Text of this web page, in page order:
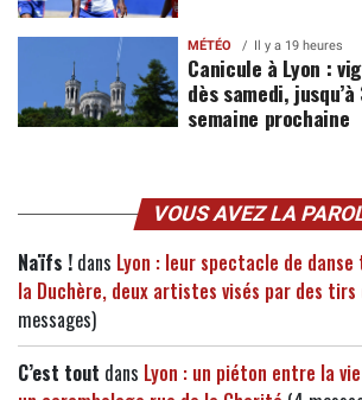
MÉTÉO Il y a 19 heures
Canicule à Lyon :
dès samedi,
semaine prochaine
VOUS AVEZ LA
Naïfs ! dans Lyon : leur spectacle de
la Duchère, deux artistes visés par des
messages)
C’est tout dans Lyon : un piéton entre la